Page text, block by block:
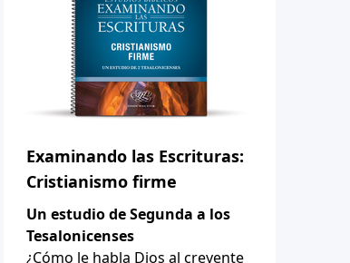
Examinando las Escrituras:
Cristianismo firme
Un estudio de Segunda a los
Tesalonicenses
¿Cómo le habla Dios al creyente